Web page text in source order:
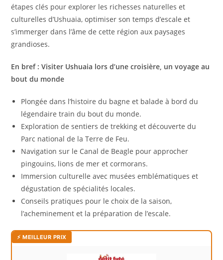
étapes clés pour explorer les richesses naturelles et
culturelles d’Ushuaia, optimiser son temps d’escale et
s’immerger dans l’âme de cette région aux paysages
grandioses.
En bref : Visiter Ushuaia lors d’une croisière, un voyage au
bout du monde
Plongée dans l’histoire du bagne et balade à bord du
légendaire train du bout du monde.
Exploration de sentiers de trekking et découverte du
Parc national de la Terre de Feu.
Navigation sur le Canal de Beagle pour approcher
pingouins, lions de mer et cormorans.
Immersion culturelle avec musées emblématiques et
dégustation de spécialités locales.
Conseils pratiques pour le choix de la saison,
l’acheminement et la préparation de l’escale.
⚡ MEILLEUR PRIX